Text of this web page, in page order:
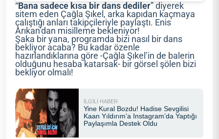
“Bana sadece kısa bir dans dediler” diyerek
sitem eden Çağla Şıkel, arka kapıdan kaçmaya
çalıştığı anları takipçileriyle paylaştı. Enis
Arıkan’dan misilleme bekleniyor!
Şaka bir yana, programda bizi nasıl bir dans
bekliyor acaba? Bu kadar özenle
hazırlandıklarına göre -Çağla Şıkel’in de balerin
olduğunu hesaba katarsak- bir görsel şölen bizi
bekliyor olmalı!